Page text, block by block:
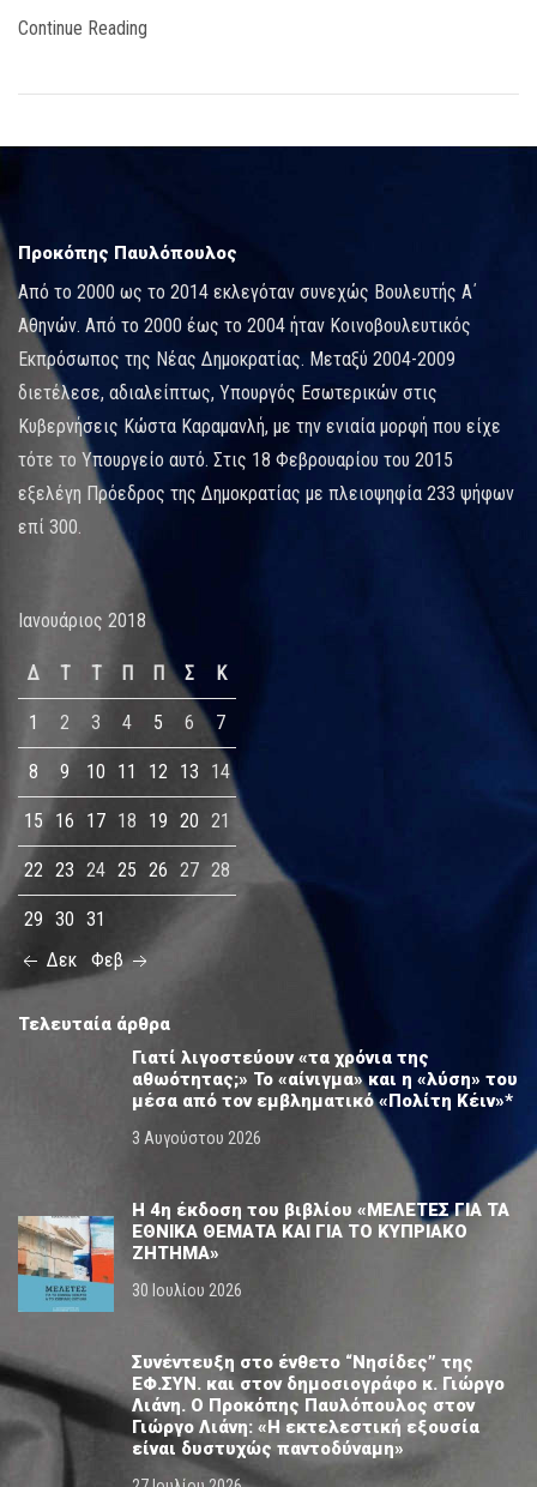
Continue Reading
Προκόπης Παυλόπουλος
Από το 2000 ως το 2014 εκλεγόταν συνεχώς Βουλευτής Α΄
Αθηνών. Από το 2000 έως το 2004 ήταν Κοινοβουλευτικός
Εκπρόσωπος της Νέας Δημοκρατίας. Μεταξύ 2004-2009
διετέλεσε, αδιαλείπτως, Υπουργός Εσωτερικών στις
Κυβερνήσεις Κώστα Καραμανλή, με την ενιαία μορφή που είχε
τότε το Υπουργείο αυτό. Στις 18 Φεβρουαρίου του 2015
εξελέγη Πρόεδρος της Δημοκρατίας με πλειοψηφία 233 ψήφων
επί 300.
Ιανουάριος 2018
Δ Τ Τ Π Π Σ Κ
1 2 3 4 5 6 7
8 9 10 11 12 13 14
15 16 17 18 19 20 21
22 23 24 25 26 27 28
29 30 31
Δεκ
Φεβ
Τελευταία άρθρα
Γιατί λιγοστεύουν «τα χρόνια της
αθωότητας;» Το «αίνιγμα» και η «λύση» του
μέσα από τον εμβληματικό «Πολίτη Κέιν»*
3 Αυγούστου 2026
Η 4η έκδοση του βιβλίου «ΜΕΛΕΤΕΣ ΓΙΑ ΤΑ
ΕΘΝΙΚΑ ΘΕΜΑΤΑ ΚΑΙ ΓΙΑ ΤΟ ΚΥΠΡΙΑΚΟ
ΖΗΤΗΜΑ»
30 Ιουλίου 2026
Συνέντευξη στο ένθετο “Νησίδες” της
ΕΦ.ΣΥΝ. και στον δημοσιογράφο κ. Γιώργο
Λιάνη. Ο Προκόπης Παυλόπουλος στον
Γιώργο Λιάνη: «Η εκτελεστική εξουσία
είναι δυστυχώς παντοδύναμη»